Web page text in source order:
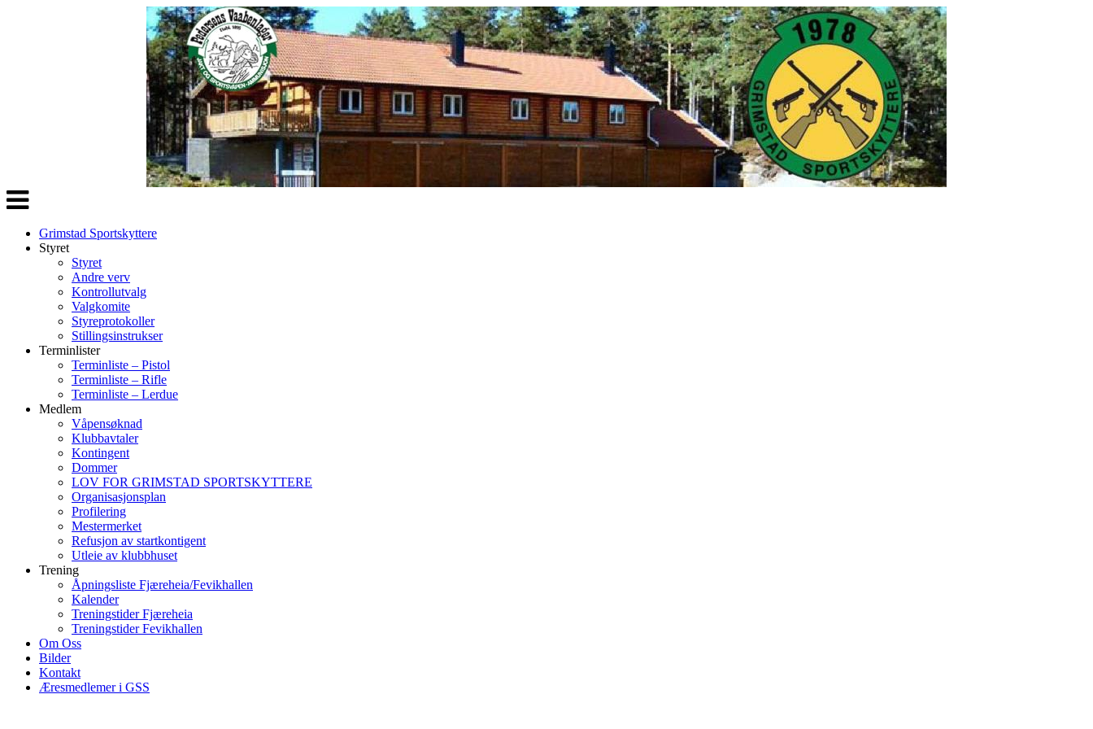
Veksle
navigasjon
Grimstad Sportskyttere
Styret
Styret
Andre verv
Kontrollutvalg
Valgkomite
Styreprotokoller
Stillingsinstrukser
Terminlister
Terminliste – Pistol
Terminliste – Rifle
Terminliste – Lerdue
Medlem
Våpensøknad
Klubbavtaler
Kontingent
Dommer
LOV FOR GRIMSTAD SPORTSKYTTERE
Organisasjonsplan
Profilering
Mestermerket
Refusjon av startkontigent
Utleie av klubbhuset
Trening
Åpningsliste Fjæreheia/Fevikhallen
Kalender
Treningstider Fjæreheia
Treningstider Fevikhallen
Om Oss
Bilder
Kontakt
Æresmedlemer i GSS